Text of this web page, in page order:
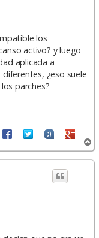
los
activo? y luego
aplicada a
¿eso suele
parches?
r
r